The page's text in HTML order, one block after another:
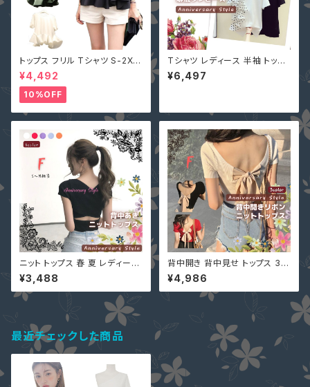
トップス フリル Tシャツ S-2XL
黒 白 半袖 即納 切替 ラウンド
ネック 2040396 丸首 無地 フ
ァッション sweet系 服 服装 レ
ディース
¥4,492
10%OFF
Tシャツ レディース 半袖 トップ
ス フリル 水玉 白 M 即納 黒 丸
首 ドット柄 2434466 夏 カジ
¥6,497
ニット トップス 春 夏 レディース
背中開き 黒 赤 即納 F 白 紫 水
色 オレンジ Tシャツ 9001230
6 Vネック カットソー 半袖 無地
個性的 シンプル ナチュラル ショ
¥3,488
背中開き 背中見せ トップス 3色
黒 白 即納 赤 予約 バックオー
プン バックリボン 薄手ニット 五
分袖 9002253 春夏 カットソー
ニットソー Tシャツ 半袖 10代 2
¥4,986
最近チェックした商品